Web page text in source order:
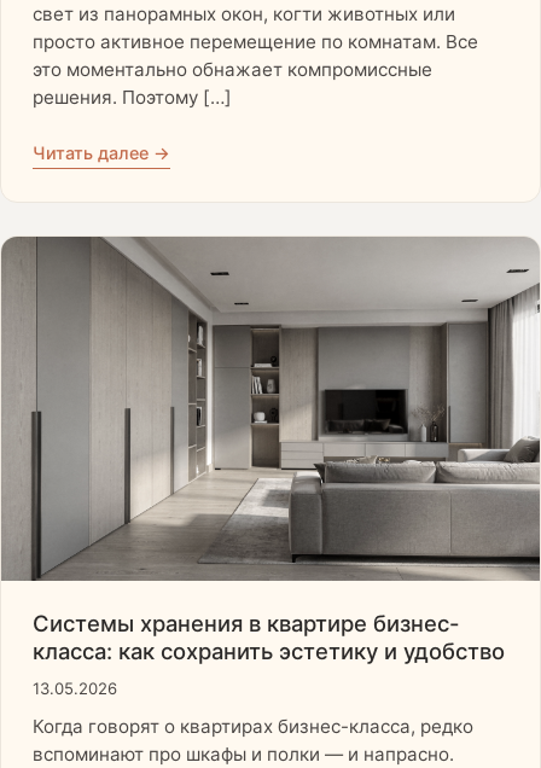
свет из панорамных окон, когти животных или
просто активное перемещение по комнатам. Все
это моментально обнажает компромиссные
решения. Поэтому […]
Читать далее →
Системы хранения в квартире бизнес-
класса: как сохранить эстетику и удобство
13.05.2026
Когда говорят о квартирах бизнес-класса, редко
вспоминают про шкафы и полки — и напрасно.